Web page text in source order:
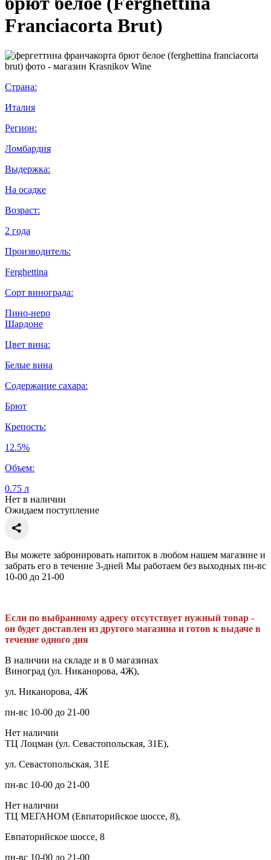
Franciacorta Brut)
Страна:
Италия
Регион:
Ломбардия
Выдержка:
На осадке
Возраст:
2 года
Производитель:
Ferghettina
Сорт винограда:
Пино-неро
Шардоне
Цвет вина:
Белые вина
Содержание сахара:
Брют
Крепость:
12.5%
Объем:
0.75 л
Нет в наличии
Ожидаем поступление
Вы можете забронировать напиток в любом нашем магазине и
забрать его в течение 3-дней Мы работаем без выходных пн-вс
10-00 до 21-00
Если по выбранному адресу отсутствует нужный товар -
он будет доставлен из другого магазина и готов к выдаче в
течение одного дня
В наличии на складе и в 0 магазинах
Виноград (ул. Никанорова, 4Ж),
ул. Никанорова, 4Ж
пн-вс 10-00 до 21-00
Нет наличии
ТЦ Лоцман (ул. Севастопольская, 31Е),
ул. Севастопольская, 31Е
пн-вс 10-00 до 21-00
Нет наличии
ТЦ МЕГАНОМ (Евпаторийское шоссе, 8),
Евпаторийское шоссе, 8
пн-вс 10-00 до 21-00